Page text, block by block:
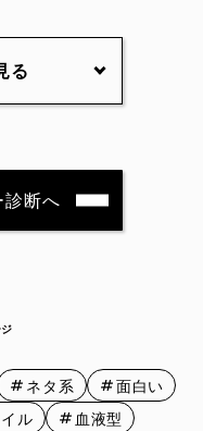
る
2月9日
2月29日
断へ
ネタ系
面白い
ル
血液型